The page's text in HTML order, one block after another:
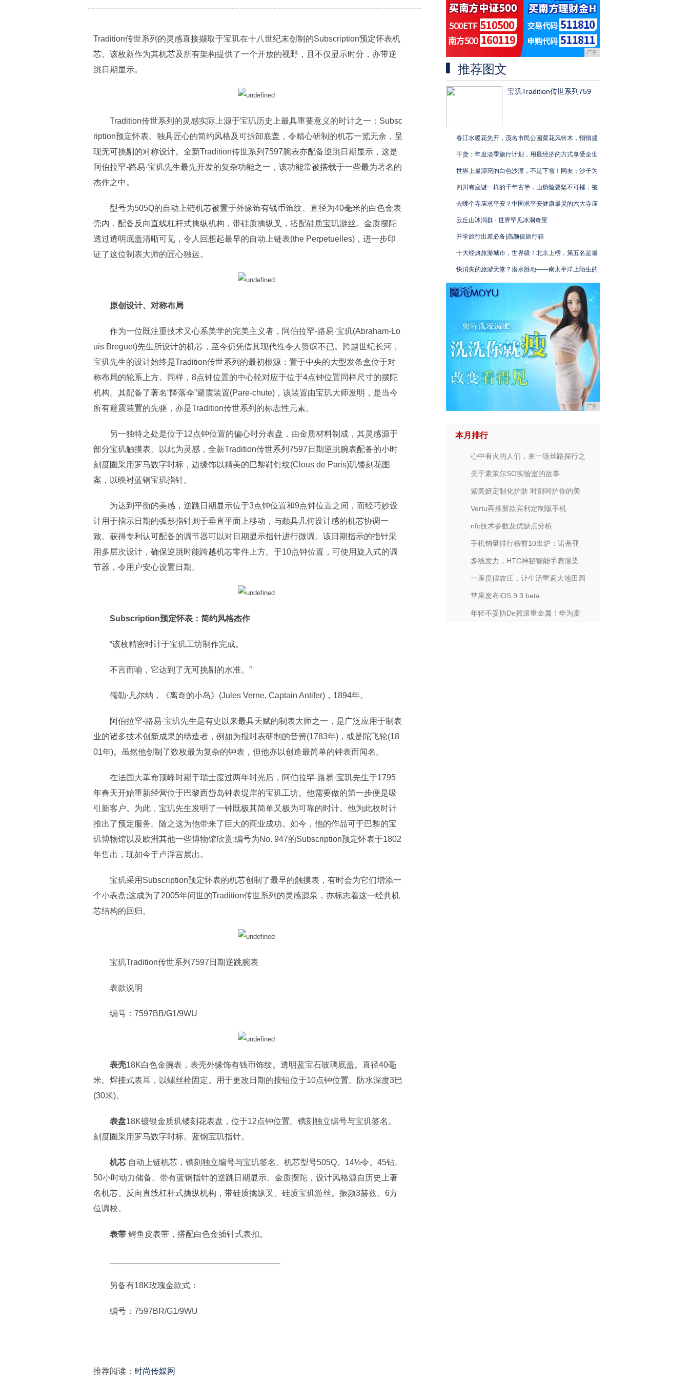
Tradition传世系列的灵感直接撷取于宝玑在十八世纪末创制的Subscription预定怀表机
芯。该枚新作为其机芯及所有架构提供了一个开放的视野，且不仅显示时分，亦带逆
跳日期显示。
Tradition传世系列的灵感实际上源于宝玑历史上最具重要意义的时计之一：Subsc
ription预定怀表。独具匠心的简约风格及可拆卸底盖，令精心研制的机芯一览无余，呈
现无可挑剔的对称设计。全新Tradition传世系列7597腕表亦配备逆跳日期显示，这是
阿伯拉罕-路易·宝玑先生最先开发的复杂功能之一，该功能常被搭载于一些最为著名的
杰作之中。
型号为505Q的自动上链机芯被置于外缘饰有钱币饰纹、直径为40毫米的白色金表
壳内，配备反向直线杠杆式擒纵机构，带硅质擒纵叉，搭配硅质宝玑游丝。金质摆陀
透过透明底盖清晰可见，令人回想起最早的自动上链表(the Perpetuelles)，进一步印
证了这位制表大师的匠心独运。
原创设计、对称布局
作为一位既注重技术又心系美学的完美主义者，阿伯拉罕-路易·宝玑(Abraham-Lo
uis Breguet)先生所设计的机芯，至今仍凭借其现代性令人赞叹不已。跨越世纪长河，
宝玑先生的设计始终是Tradition传世系列的最初根源：置于中央的大型发条盒位于对
称布局的轮系上方。同样，8点钟位置的中心轮对应于位于4点钟位置同样尺寸的摆陀
机构。其配备了著名“降落伞”避震装置(Pare-chute)，该装置由宝玑大师发明，是当今
所有避震装置的先驱，亦是Tradition传世系列的标志性元素。
另一独特之处是位于12点钟位置的偏心时分表盘，由金质材料制成，其灵感源于
部分宝玑触摸表。以此为灵感，全新Tradition传世系列7597日期逆跳腕表配备的小时
刻度圈采用罗马数字时标，边缘饰以精美的巴黎鞋钉纹(Clous de Paris)玑镂刻花图
案，以映衬蓝钢宝玑指针。
为达到平衡的美感，逆跳日期显示位于3点钟位置和9点钟位置之间，而经巧妙设
计用于指示日期的弧形指针则于垂直平面上移动，与颇具几何设计感的机芯协调一
致。获得专利认可配备的调节器可以对日期显示指针进行微调。该日期指示的指针采
用多层次设计，确保逆跳时能跨越机芯零件上方。于10点钟位置，可使用旋入式的调
节器，令用户安心设置日期。
Subscription预定怀表：简约风格杰作
“该枚精密时计于宝玑工坊制作完成。
不言而喻，它达到了无可挑剔的水准。”
儒勒·凡尔纳，《离奇的小岛》(Jules Verne, Captain Antifer)，1894年。
阿伯拉罕-路易·宝玑先生是有史以来最具天赋的制表大师之一，是广泛应用于制表
业的诸多技术创新成果的缔造者，例如为报时表研制的音簧(1783年)，或是陀飞轮(18
01年)。虽然他创制了数枚最为复杂的钟表，但他亦以创造最简单的钟表而闻名。
在法国大革命顶峰时期于瑞士度过两年时光后，阿伯拉罕-路易·宝玑先生于1795
年春天开始重新经营位于巴黎西岱岛钟表堤岸的宝玑工坊。他需要做的第一步便是吸
引新客户。为此，宝玑先生发明了一钟既极其简单又极为可靠的时计。他为此枚时计
推出了预定服务。随之这为他带来了巨大的商业成功。如今，他的作品可于巴黎的宝
玑博物馆以及欧洲其他一些博物馆欣赏;编号为No. 947的Subscription预定怀表于1802
年售出，现如今于卢浮宫展出。
宝玑采用Subscription预定怀表的机芯创制了最早的触摸表，有时会为它们增添一
个小表盘;这成为了2005年问世的Tradition传世系列的灵感源泉，亦标志着这一经典机
芯结构的回归。
宝玑Tradition传世系列7597日期逆跳腕表
表款说明
编号：7597BB/G1/9WU
表壳18K白色金腕表，表壳外缘饰有钱币饰纹。透明蓝宝石玻璃底盖。直径40毫
米。焊接式表耳，以螺丝栓固定。用于更改日期的按钮位于10点钟位置。防水深度3巴
(30米)。
表盘18K镀银金质玑镂刻花表盘，位于12点钟位置。镌刻独立编号与宝玑签名。
刻度圈采用罗马数字时标。蓝钢宝玑指针。
机芯 自动上链机芯，镌刻独立编号与宝玑签名。机芯型号505Q。14½令。45钻。
50小时动力储备。带有蓝钢指针的逆跳日期显示。金质摆陀，设计风格源自历史上著
名机芯。反向直线杠杆式擒纵机构，带硅质擒纵叉。硅质宝玑游丝。振频3赫兹。6方
位调校。
表带 鳄鱼皮表带，搭配白色金插针式表扣。
另备有18K玫瑰金款式：
编号：7597BR/G1/9WU
推荐阅读： 时尚传媒网
广告
推荐图文
宝玑Tradition传世系列759
春江水暖花先开，茂名市民公园黄花风铃木，悄悄盛
干货：年度淡季旅行计划，用最经济的方式享受全世
世界上最漂亮的白色沙漠，不是下雪！网友：沙子为
四川有座谜一样的千年古堡，山势险要坚不可摧，被
去哪个寺庙求平安？中国求平安健康最灵的六大寺庙
云丘山冰洞群 · 世界罕见冰洞奇景
开学旅行出差必备|高颜值旅行箱
十大经典旅游城市，世界级！北京上榜，第五名是最
快消失的旅游天堂？潜水胜地——南太平洋上陌生的
广告
本月排行
心中有火的人们，来一场丝路探行之
关于素茉尔SO实验室的故事
紫美妍定制化护肤 时刻呵护你的美
Vertu再推新款宾利定制版手机
nfc技术参数及优缺点分析
手机销量排行榜前10出炉：诺基亚
多线发力，HTC神秘智能手表渲染
一座度假农庄，让生活重返大地田园
苹果发布iOS 9.3 beta
年轻不妥协De摇滚重金属！华为麦